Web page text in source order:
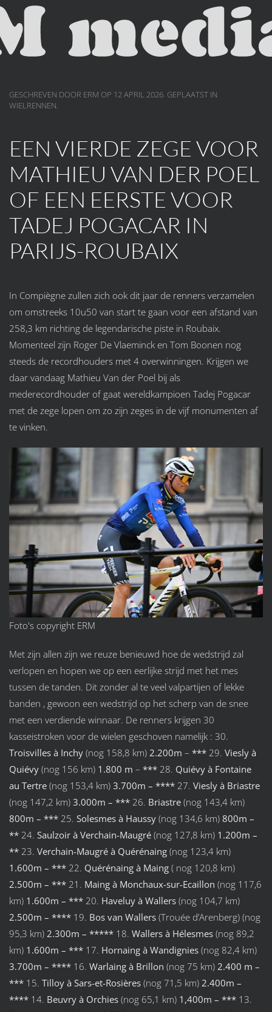
Skip to main content
GESCHREVEN DOOR ERM OP 12 APRIL 2026. GEPLAATST IN
WIELRENNEN.
EEN VIERDE ZEGE VOOR
MATHIEU VAN DER POEL
OF EEN EERSTE VOOR
TADEJ POGACAR IN
PARIJS-ROUBAIX
In Compiègne zullen zich ook dit jaar de renners verzamelen
om omstreeks 10u50 van start te gaan voor een afstand van
258,3 km richting de legendarische piste in Roubaix.
Momenteel zijn Roger De Vlaeminck en Tom Boonen nog
steeds de recordhouders met 4 overwinningen. Krijgen we
daar vandaag Mathieu Van der Poel bij als
mederecordhouder of gaat wereldkampioen Tadej Pogacar
met de zege lopen om zo zijn zeges in de vijf monumenten af
te vinken.
Foto's copyright ERM
Met zijn allen zijn we reuze benieuwd hoe de wedstrijd zal
verlopen en hopen we op een eerlijke strijd met het mes
tussen de tanden. Dit zonder al te veel valpartijen of lekke
banden , gewoon een wedstrijd op het scherp van de snee
met een verdiende winnaar. De renners krijgen 30
kasseistroken voor de wielen geschoven namelijk : 30.
Troisvilles à Inchy (nog 158,8 km) 2.200m – *** 29. Viesly à
Quiévy (nog 156 km) 1.800 m – *** 28. Quiévy à Fontaine
au Tertre (nog 153,4 km) 3.700m – **** 27. Viesly à Briastre
(nog 147,2 km) 3.000m – *** 26. Briastre (nog 143,4 km)
800m – *** 25. Solesmes à Haussy (nog 134,6 km) 800m –
** 24. Saulzoir à Verchain-Maugré (nog 127,8 km) 1.200m –
** 23. Verchain-Maugré à Quérénaing (nog 123,4 km)
1.600m – *** 22. Quérénaing à Maing ( nog 120,8 km)
2.500m – *** 21. Maing à Monchaux-sur-Ecaillon (nog 117,6
km) 1.600m – *** 20. Haveluy à Wallers (nog 104,7 km)
2.500m – **** 19. Bos van Wallers (Trouée d’Arenberg) (nog
95,3 km) 2.300m – ***** 18. Wallers à Hélesmes (nog 89,2
km) 1.600m – *** 17. Hornaing à Wandignies (nog 82,4 km)
3.700m – **** 16. Warlaing à Brillon (nog 75 km) 2.400 m –
*** 15. Tilloy à Sars-et-Rosières (nog 71,5 km) 2.400m –
**** 14. Beuvry à Orchies (nog 65,1 km) 1,400m – *** 13.